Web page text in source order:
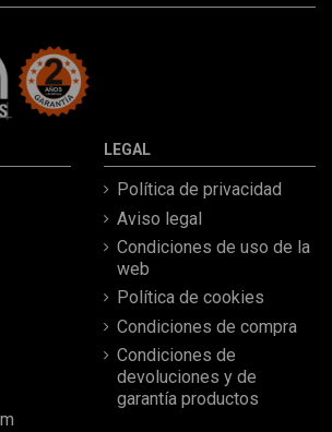
LEGAL
Política de privacidad
Aviso legal
Condiciones de uso de la
web
Política de cookies
Condiciones de compra
Condiciones de
devoluciones y de
garantía productos